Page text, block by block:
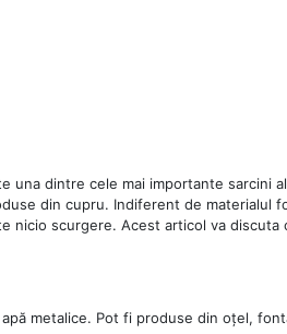
una dintre cele mai importante sarcini
din cupru. Indiferent de materialul
scurgere. Acest articol va discuta
metalice. Pot fi produse din oțel,